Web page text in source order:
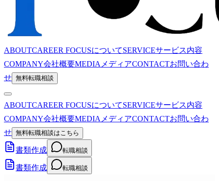
ABOUTCAREER FOCUSについてSERVICEサービス内容
COMPANY会社概要MEDIA メディアCONTACTお問い合わ
せ 無料転職相談
ABOUTCAREER FOCUSについてSERVICEサービス内容
COMPANY会社概要MEDIA メディアCONTACTお問い合わ
せ 無料転職相談はこちら
書類作成 転職相談
書類作成 転職相談